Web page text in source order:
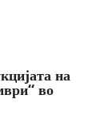
на
во